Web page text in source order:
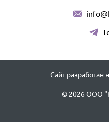
Сайт разработан
© 2026 OOO